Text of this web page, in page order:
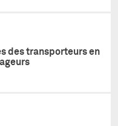
des transporteurs en